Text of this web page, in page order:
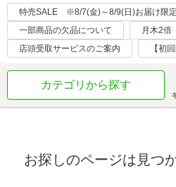
特売SALE ※8/7(金)～8/9(日)お届け限定
一部商品の欠品について
月木2倍
店頭受取サービスのご案内
【初
カテゴリから探す
お探しのページは見つ